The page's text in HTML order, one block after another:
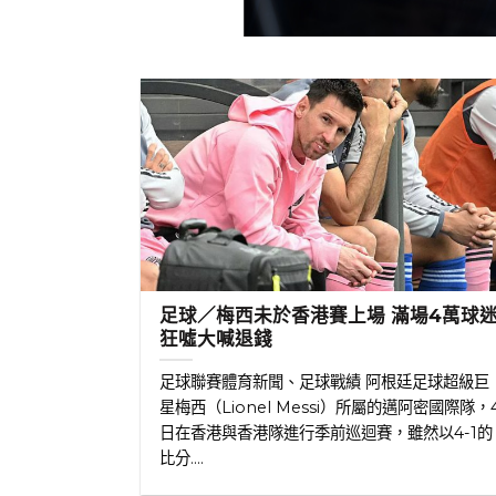
足球／梅西未於香港賽上場 滿場4萬球
狂噓大喊退錢
足球聯賽體育新聞、足球戰績 阿根廷足球超級巨
星梅西（Lionel Messi）所屬的邁阿密國際隊，
日在香港與香港隊進行季前巡迴賽，雖然以4-1的
比分....